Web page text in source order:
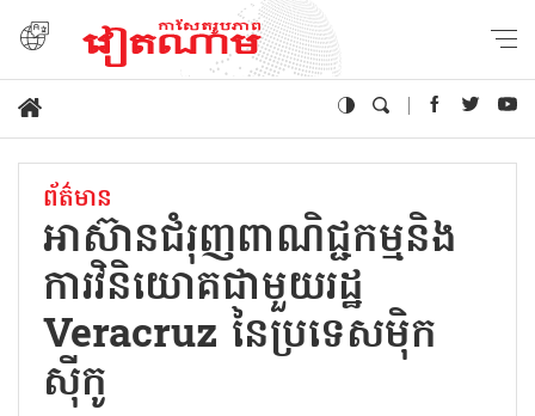
ព័ត៌មាន
អាស៊ានជំរុញពាណិជ្ជកម្មនិង
ការវិនិយោគជាមួយរដ្ឋ
Veracruz នៃប្រទេសម៉ិក
ស៊ីកូ